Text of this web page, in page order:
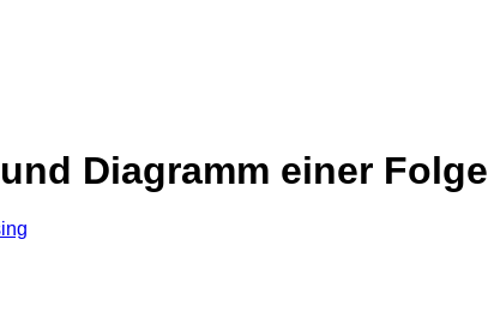
Diagramm einer Folge